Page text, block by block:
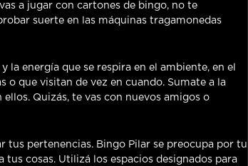
a jugar con cartones de bingo, no te
suerte en las máquinas tragamonedas
la energía que se respira en el ambiente, en el
que visitan de vez en cuando. Sumate a la
Quizás, te vas con nuevos amigos o
tus pertenencias. Bingo Pilar se preocupa por tu
cosas. Utilizá los espacios designados para